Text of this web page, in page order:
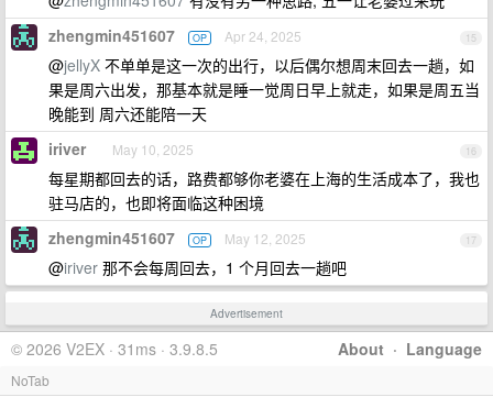
15
zhengmin451607 OP Apr 24, 2025
@jellyX 不单单是这一次的出行，以后偶尔想周末回去一趟，如
果是周六出发，那基本就是睡一觉周日早上就走，如果是周五当
晚能到 周六还能陪一天
16
iriver May 10, 2025
每星期都回去的话，路费都够你老婆在上海的生活成本了，我也
驻马店的，也即将面临这种困境
17
zhengmin451607 OP May 12, 2025
@iriver 那不会每周回去，1 个月回去一趟吧
Advertisement
About · Language
© 2026 V2EX · 31ms · 3.9.8.5
NoTab